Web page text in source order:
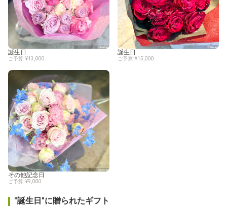
誕生日
ご予算: ¥13,000
誕生日
ご予算: ¥15,000
その他記念日
ご予算: ¥9,000
"誕生日"に贈られたギフト